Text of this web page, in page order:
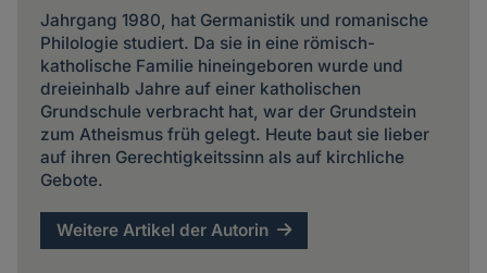
Jahrgang 1980, hat Germanistik und romanische
Philologie studiert. Da sie in eine römisch-
katholische Familie hineingeboren wurde und
dreieinhalb Jahre auf einer katholischen
Grundschule verbracht hat, war der Grundstein
zum Atheismus früh gelegt. Heute baut sie lieber
auf ihren Gerechtigkeitssinn als auf kirchliche
Gebote.
Weitere Artikel der Autorin